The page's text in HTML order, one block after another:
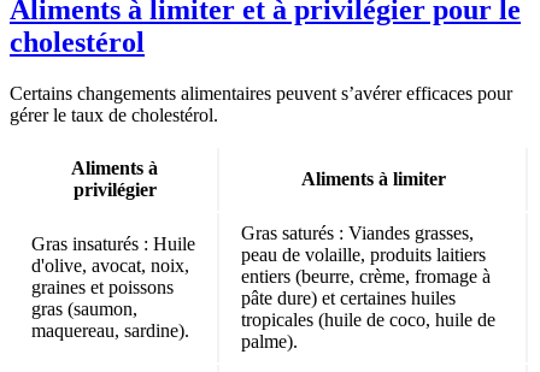
Aliments à limiter et à privilégier pour le
cholestérol
Certains changements alimentaires peuvent s’avérer efficaces pour
gérer le taux de cholestérol.
Aliments à
privilégier
Aliments à limiter
Gras insaturés : Huile
d'olive, avocat, noix,
graines et poissons
gras (saumon,
maquereau, sardine).
Gras saturés : Viandes grasses,
peau de volaille, produits laitiers
entiers (beurre, crème, fromage à
pâte dure) et certaines huiles
tropicales (huile de coco, huile de
palme).